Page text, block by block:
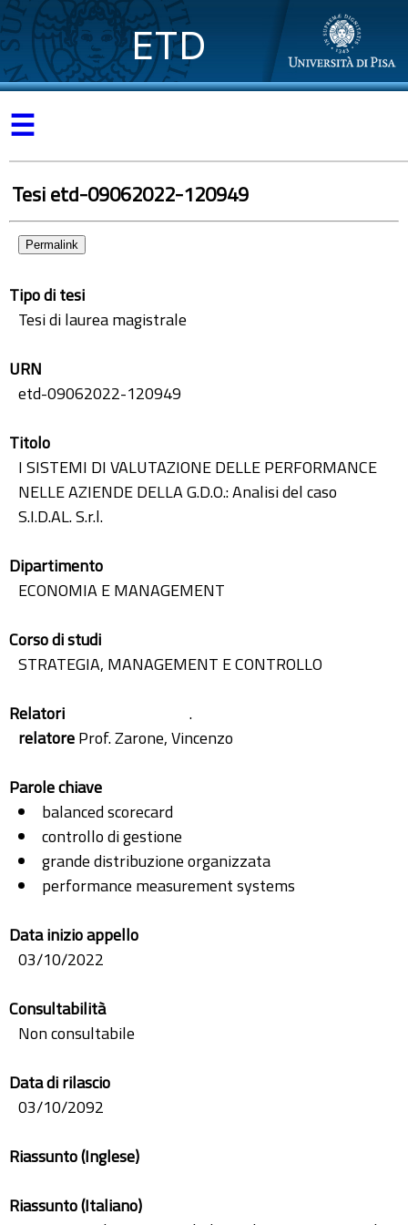
ETD
☰
Tesi etd-09062022-120949
Permalink
Tipo di tesi
Tesi di laurea magistrale
URN
etd-09062022-120949
Titolo
I SISTEMI DI VALUTAZIONE DELLE PERFORMANCE
NELLE AZIENDE DELLA G.D.O.: Analisi del caso
S.I.D.AL. S.r.l.
Dipartimento
ECONOMIA E MANAGEMENT
Corso di studi
STRATEGIA, MANAGEMENT E CONTROLLO
Relatori
.
relatoreProf. Zarone, Vincenzo
Parole chiave
balanced scorecard
controllo di gestione
grande distribuzione organizzata
performance measurement systems
Data inizio appello
03/10/2022
Consultabilità
Non consultabile
Data di rilascio
03/10/2092
Riassunto (Inglese)
Riassunto (Italiano)